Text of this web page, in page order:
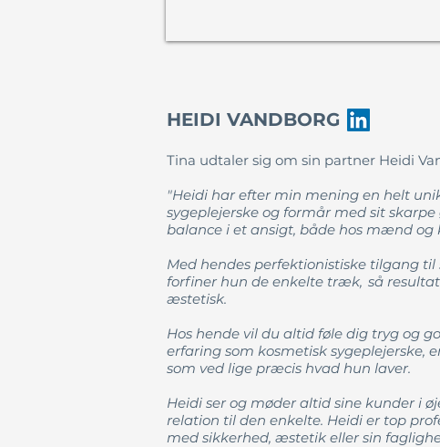
HEIDI VANDBORG
Tina udtaler sig om sin partner Heidi
"Heidi har efter min mening en helt
sygeplejerske og formår med sit
balance i et ansigt, både hos mænd og
Med hendes perfektionistiske tilgang
forfiner hun de enkelte træk, så
æstetisk.
Hos hende vil du altid føle dig tryg og
erfaring som kosmetisk sygeplejerske,
som ved lige præcis hvad hun laver.
Heidi ser og møder altid sine kunder i
relation til den enkelte. Heidi er top
med sikkerhed, æstetik eller sin